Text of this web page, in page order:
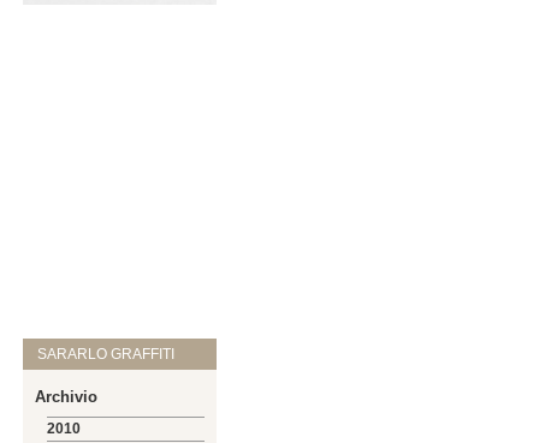
SARARLO GRAFFITI
Archivio
2010